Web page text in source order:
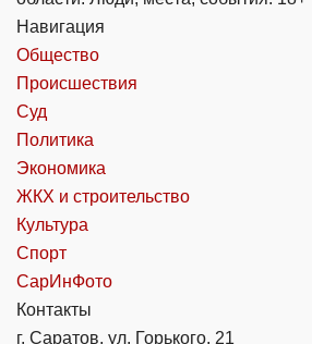
Навигация
Общество
Происшествия
Суд
Политика
Экономика
ЖКХ и строительство
Культура
Спорт
СарИнФото
Контакты
г. Саратов, ул. Горького, 21